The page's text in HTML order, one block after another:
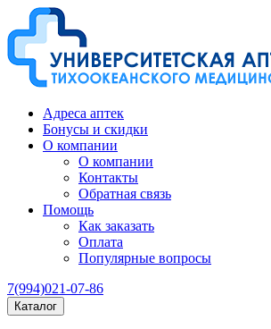
Адреса аптек
Бонусы и скидки
О компании
О компании
Контакты
Обратная связь
Помощь
Как заказать
Оплата
Популярные вопросы
7(994)021-07-86
Каталог